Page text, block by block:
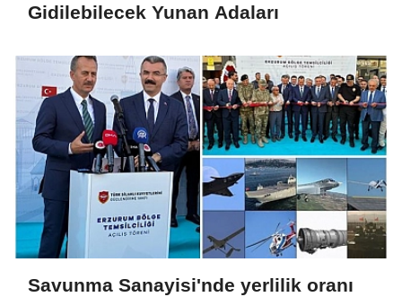
Gidilebilecek Yunan Adaları
Savunma Sanayisi'nde yerlilik oranı